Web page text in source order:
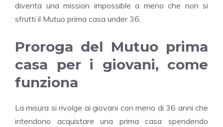
diventa una mission impossible a meno che non si
sfrutti il Mutuo prima casa under 36.
Proroga del Mutuo prima
casa per i giovani, come
funziona
La misura si rivolge ai giovani con meno di 36 anni che
intendono acquistare una prima casa spendendo